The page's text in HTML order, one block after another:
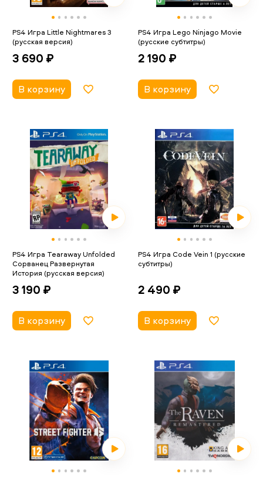
PS4 Игра Little Nightmares 3
(русская версия)
3 690 ₽
В корзину
PS4 Игра Lego Ninjago Movie
(русские субтитры)
2 190 ₽
В корзину
PS4 Игра Tearaway Unfolded
Сорванец Развернутая
История (русская версия)
3 190 ₽
В корзину
PS4 Игра Code Vein 1 (русские
субтитры)
2 490 ₽
В корзину